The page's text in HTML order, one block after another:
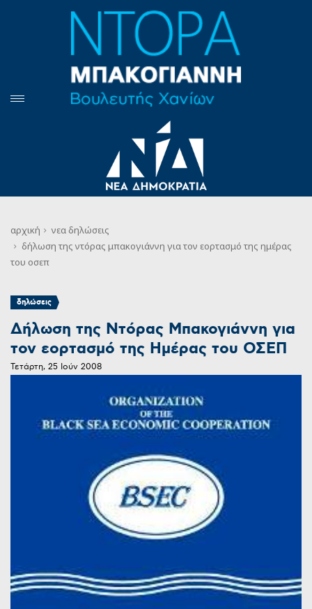
αρχική νεα δηλώσεις
δήλωση της ντόρας μπακογιάννη για τον εορτασμό της ημέρας
του οσεπ
δηλώσεις
Δήλωση της Ντόρας Μπακογιάννη για
τον εορτασμό της Ημέρας του ΟΣΕΠ
Τετάρτη, 25 Ιούν 2008